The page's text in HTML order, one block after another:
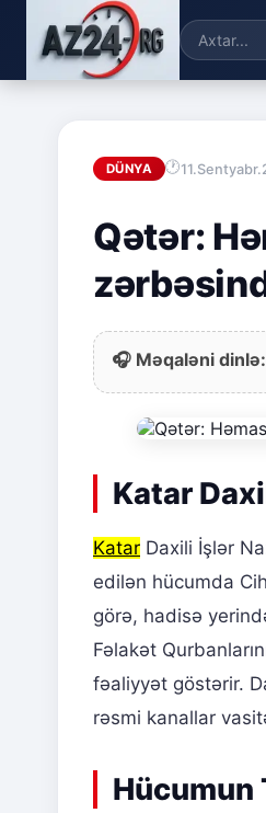
DÜNYA
Qətər:
🎧 Məqaləni dinlə:
Katar
Katar Daxili İşlər
edilən hücumda
görə, hadisə
Fəlakət
fəaliyyət göstərir.
rəsmi kanallar
Hücumun